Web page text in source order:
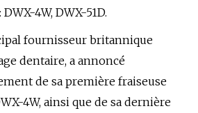
4W, DWX-51D.
fournisseur britannique
dentaire, a annoncé
de sa première fraiseuse
4W, ainsi que de sa dernière